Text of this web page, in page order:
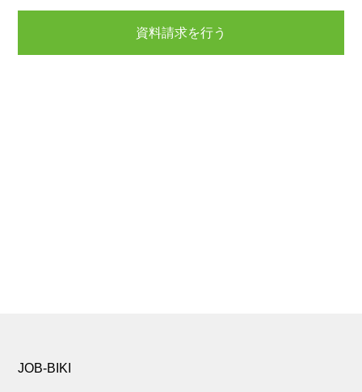
資料請求を行う
JOB-BIKI